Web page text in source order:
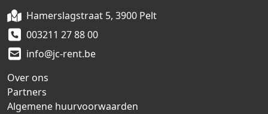
Hamerslagstraat 5, 3900 Pelt
003211 27 88 00
info@jc-rent.be
Over ons
Partners
Algemene huurvoorwaarden